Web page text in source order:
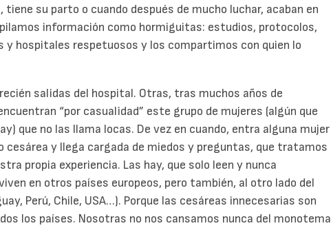
tiene su parto o cuando después de mucho luchar, acaban en
información como hormiguitas: estudios, protocolos,
y hospitales respetuosos y los compartimos con quien lo
salidas del hospital. Otras, tras muchos años de
“por casualidad” este grupo de mujeres (algún que
que no las llama locas. De vez en cuando, entra alguna mujer
cesárea y llega cargada de miedos y preguntas, que tratamos
propia experiencia. Las hay, que solo leen y nunca
en otros países europeos, pero también, al otro lado del
Perú, Chile, USA…). Porque las cesáreas innecesarias son
los países. Nosotras no nos cansamos nunca del monotema